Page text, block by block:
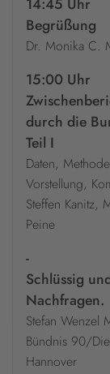
14:45 Uhr
Begrüßung
Dr. Monika C.
15:00 Uhr
durch die
Teil I
Daten,
Vorstellung,
Steffen Kanitz,
Peine
-
Schlüssig
Nachfragen.
Stefan Wenzel
Bündnis 90/
Hannover